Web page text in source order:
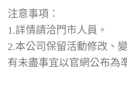
注意事項：
1.詳情請洽門市人員。
2.本公司保留活動修改、
有未盡事宜以官網公布為